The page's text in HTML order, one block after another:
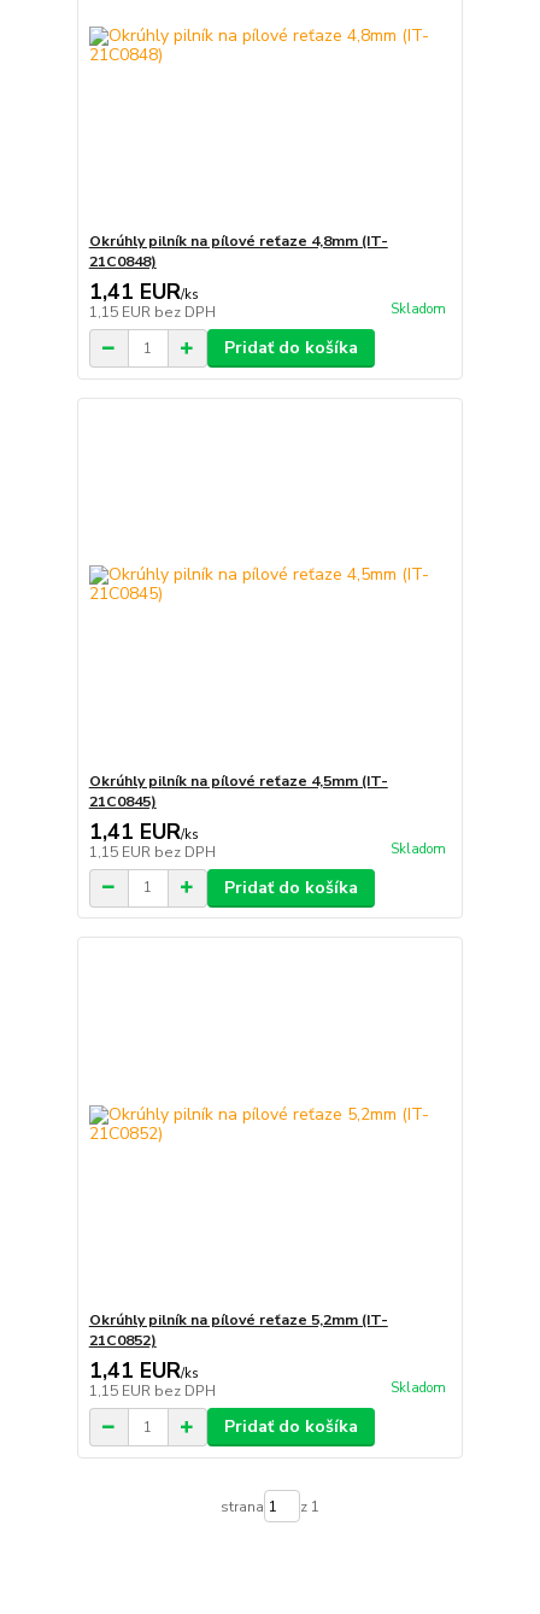
Okrúhly pilník na pílové reťaze 4,8mm (IT-
21C0848)
1,41 EUR/ks
1,15 EUR bez DPH Skladom
Pridať do košíka
Okrúhly pilník na pílové reťaze 4,5mm (IT-
21C0845)
1,41 EUR/ks
1,15 EUR bez DPH Skladom
Pridať do košíka
Okrúhly pilník na pílové reťaze 5,2mm (IT-
21C0852)
1,41 EUR/ks
1,15 EUR bez DPH Skladom
Pridať do košíka
strana z 1